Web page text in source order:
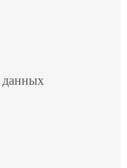
данных